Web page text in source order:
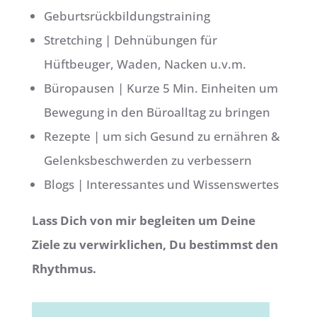
Geburtsrückbildungstraining
Stretching | Dehnübungen für
Hüftbeuger, Waden, Nacken u.v.m.
Büropausen | Kurze 5 Min. Einheiten um
Bewegung in den Büroalltag zu bringen
Rezepte | um sich Gesund zu ernähren &
Gelenksbeschwerden zu verbessern
Blogs | Interessantes und Wissenswertes
Lass Dich von mir begleiten um Deine
Ziele zu verwirklichen, Du bestimmst den
Rhythmus.